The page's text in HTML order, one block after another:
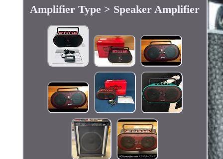
Amplifier Type > Speaker Amplifier